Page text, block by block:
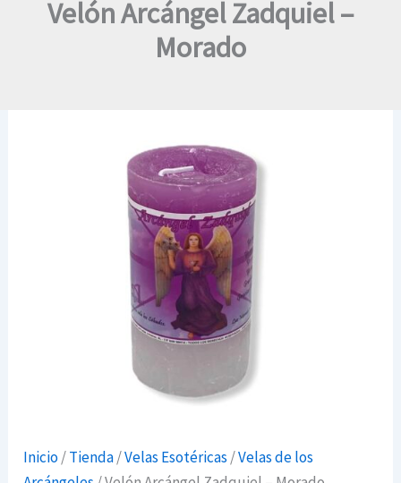
Velón Arcángel Zadquiel –
Morado
Inicio/Tienda/Velas Esotéricas /Velas de los